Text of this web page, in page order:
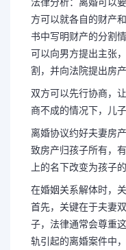
方可以就各自的财产
书中写明财产的分割
可以向男方提出主张
割，并向法院提出房
双方可以先行协商，
商不成的情况下，儿
离婚协议约好夫妻房
致房产归孩子所有，
上的名下改变为孩子的
在婚姻关系解体时，
首先，关键在于夫妻
子，法律通常会尊重
轨引起的离婚案件中
离婚要
法律分
双方可以就
书中写明财
以向男方提...